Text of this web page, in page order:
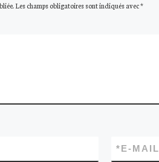
Les champs obligatoires sont indiqués avec*
E-MAIL
*